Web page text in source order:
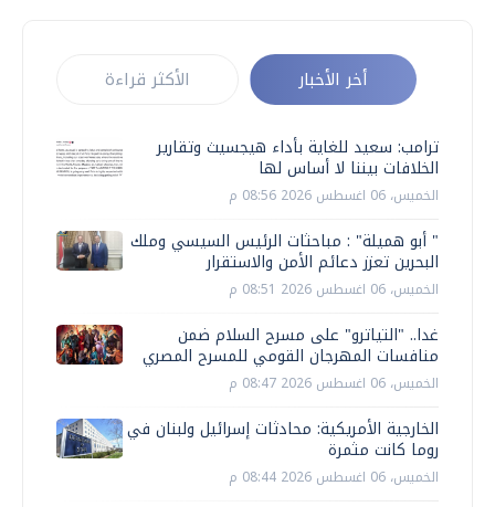
أخر الأخبار الأكثر قراءة
ترامب: سعيد للغاية بأداء هيجسيث وتقارير
الخلافات بيننا لا أساس لها
الخميس، 06 اغسطس 2026 08:56 م
" أبو هميلة" : مباحثات الرئيس السيسي وملك
البحرين تعزز دعائم الأمن والاستقرار
الخميس، 06 اغسطس 2026 08:51 م
غدا.. "التياترو" على مسرح السلام ضمن
منافسات المهرجان القومي للمسرح المصري
الخميس، 06 اغسطس 2026 08:47 م
الخارجية الأمريكية: محادثات إسرائيل ولبنان في
روما كانت مثمرة
الخميس، 06 اغسطس 2026 08:44 م